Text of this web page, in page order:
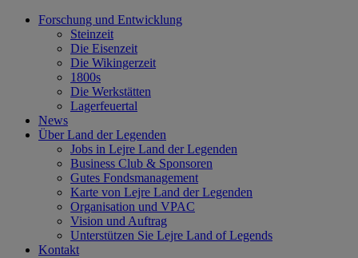
Skip
Forschung und Entwicklung
Steinzeit
Die Eisenzeit
Die Wikingerzeit
1800s
Die Werkstätten
Lagerfeuertal
News
Über Land der Legenden
Jobs in Lejre Land der Legenden
Business Club & Sponsoren
Gutes Fondsmanagement
Karte von Lejre Land der Legenden
Organisation und VPAC
Vision und Auftrag
Unterstützen Sie Lejre Land of Legends
Kontakt